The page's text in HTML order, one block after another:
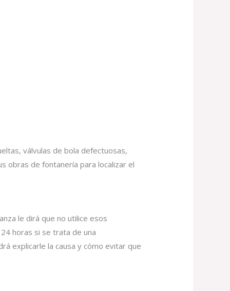
válvulas de bola defectuosas,
obras de fontanería para localizar el
le dirá que no utilice esos
horas si se trata de una
explicarle la causa y cómo evitar que